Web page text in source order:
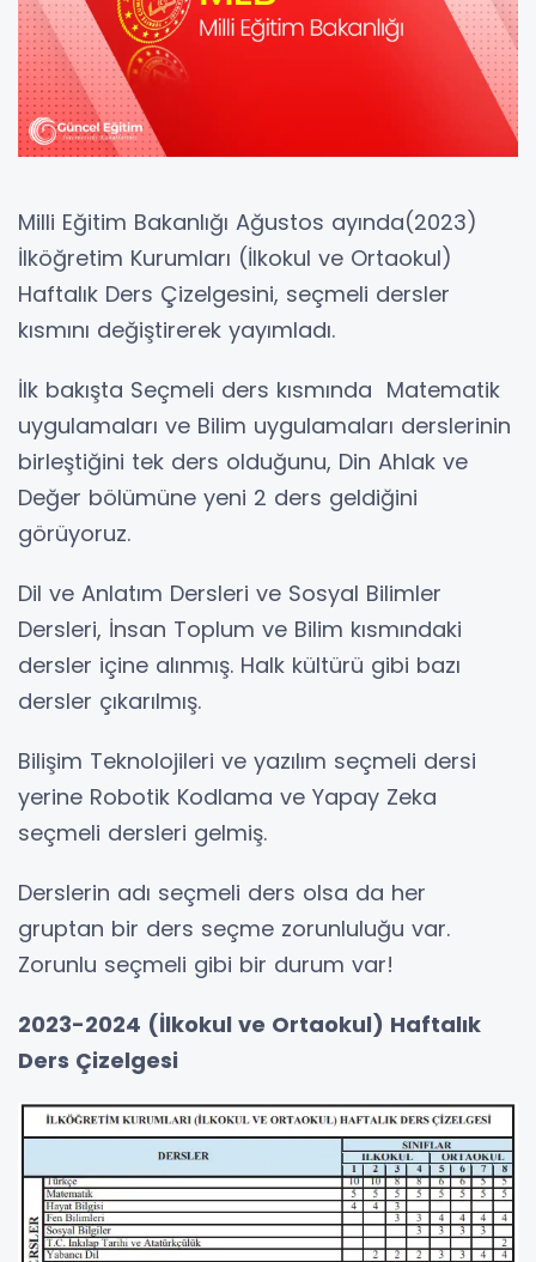
Milli Eğitim Bakanlığı Ağustos ayında(2023)
İlköğretim Kurumları (İlkokul ve Ortaokul)
Haftalık Ders Çizelgesini, seçmeli dersler
kısmını değiştirerek yayımladı.
İlk bakışta Seçmeli ders kısmında Matematik
uygulamaları ve Bilim uygulamaları derslerinin
birleştiğini tek ders olduğunu, Din Ahlak ve
Değer bölümüne yeni 2 ders geldiğini
görüyoruz.
Dil ve Anlatım Dersleri ve Sosyal Bilimler
Dersleri, İnsan Toplum ve Bilim kısmındaki
dersler içine alınmış. Halk kültürü gibi bazı
dersler çıkarılmış.
Bilişim Teknolojileri ve yazılım seçmeli dersi
yerine Robotik Kodlama ve Yapay Zeka
seçmeli dersleri gelmiş.
Derslerin adı seçmeli ders olsa da her
gruptan bir ders seçme zorunluluğu var.
Zorunlu seçmeli gibi bir durum var!
2023-2024 (İlkokul ve Ortaokul) Haftalık
Ders Çizelgesi